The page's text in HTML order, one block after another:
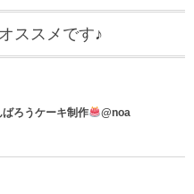
ススメです♪
ろうケーキ制作 @noa